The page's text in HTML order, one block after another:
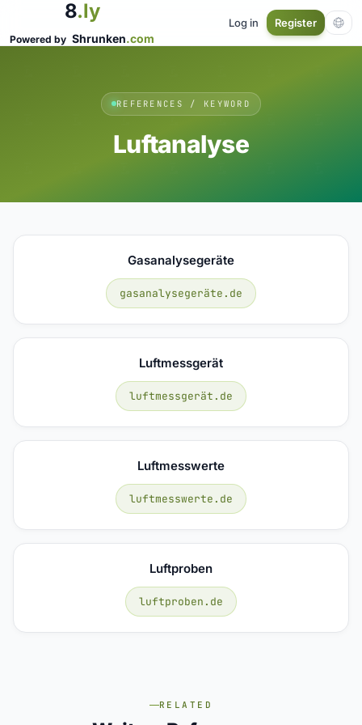
8.ly
Powered by Shrunken.com
Log in Register
REFERENCES / KEYWORD
Luftanalyse
Gasanalysegeräte
gasanalysegeräte.de
Luftmessgerät
luftmessgerät.de
Luftmesswerte
luftmesswerte.de
Luftproben
luftproben.de
RELATED